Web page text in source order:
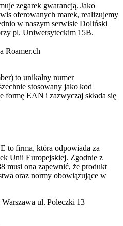
zegarek gwarancją. Jako
oferowanych marek, realizujemy
w naszym serwisie Doliński
pl. Uniwersyteckim 15B.
Roamer.ch
to unikalny numer
stosowany jako kod
formę EAN i zazwyczaj składa się
to firma, która odpowiada za
Unii Europejskiej. Zgodnie z
musi ona zapewnić, że produkt
oraz normy obowiązujące w
ul. Poleczki 13